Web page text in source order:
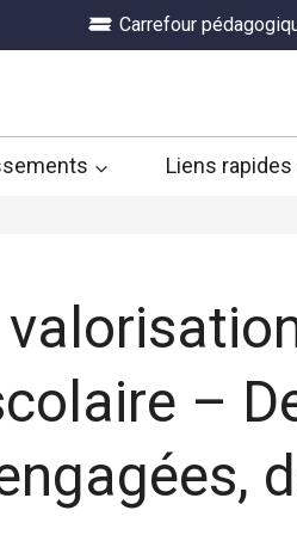
Carrefour
Liens rapides
–